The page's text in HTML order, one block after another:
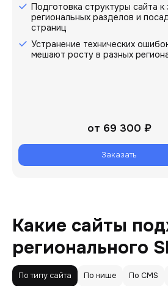
Подготовка структуры сайта к
региональных разделов и
страниц
Устранение технических
мешают росту в разных
от 69 300 ₽
Заказать
Какие сайты
регионального
По типу сайта По нише По CMS